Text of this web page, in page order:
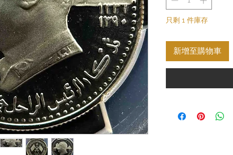
只剩 1 件庫存
新增至購物車